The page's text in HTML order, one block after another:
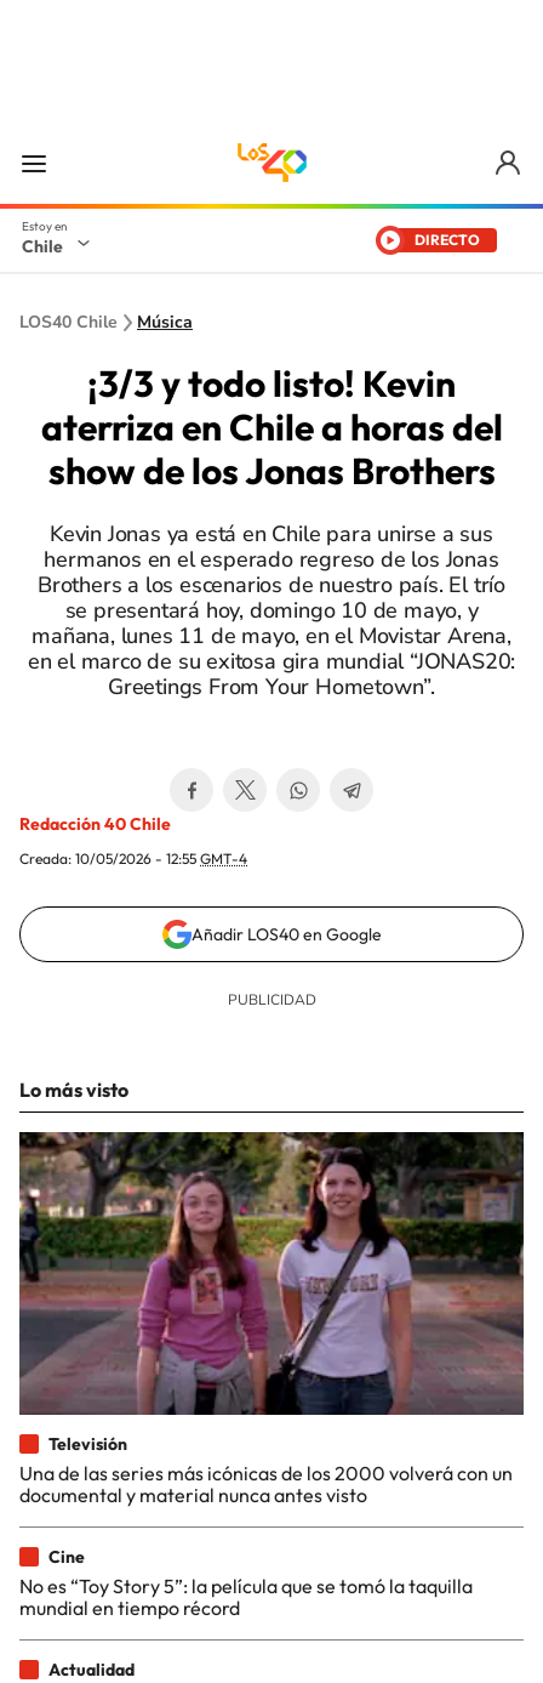
Chile DIRECTO
LOS40 Chile Música
¡3/3 y todo listo! Kevin
aterriza en Chile a horas del
show de los Jonas Brothers
Kevin Jonas ya está en Chile para unirse a sus
hermanos en el esperado regreso de los Jonas
Brothers a los escenarios de nuestro país. El trío
se presentará hoy, domingo 10 de mayo, y
mañana, lunes 11 de mayo, en el Movistar Arena,
en el marco de su exitosa gira mundial “JONAS20:
Greetings From Your Hometown”.
Redacción 40 Chile
Creada: 10/05/2026 - 12:55 GMT-4
Añadir LOS40 en Google
Lo más visto
Televisión
Una de las series más icónicas de los 2000 volverá con un
documental y material nunca antes visto
Cine
No es “Toy Story 5”: la película que se tomó la taquilla
mundial en tiempo récord
Actualidad